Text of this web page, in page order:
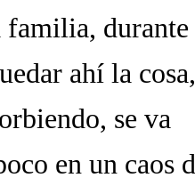
familia, durante
ahí la
se va
en un caos